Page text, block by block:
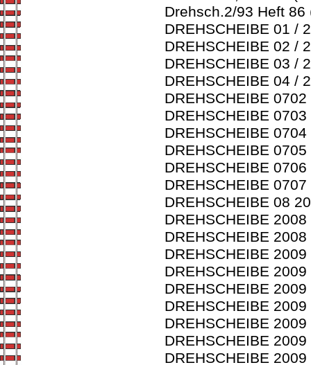
Drehsch.2/93 Heft
DREHSCHEIBE 01 /
DREHSCHEIBE 02 /
DREHSCHEIBE 03 /
DREHSCHEIBE 04 /
DREHSCHEIBE
DREHSCHEIBE
DREHSCHEIBE
DREHSCHEIBE
DREHSCHEIBE
DREHSCHEIBE
DREHSCHEIBE 08
DREHSCHEIBE
DREHSCHEIBE
DREHSCHEIBE
DREHSCHEIBE
DREHSCHEIBE
DREHSCHEIBE
DREHSCHEIBE
DREHSCHEIBE
DREHSCHEIBE